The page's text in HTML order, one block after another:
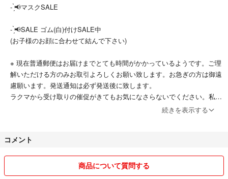
- ̗̀📢マスクSALE
- ̗̀📢SALE ゴム(白)付けSALE中
(お子様のお顔に合わせて結んで下さい)
※ 現在普通郵便はお届けまでとても時間がかかっているようです。ご理
解いただける方のみお取引よろしくお願い致します。お急ぎの方は御遠
慮願います。発送通知は必ず発送後に致します。
ラクマから受け取りの催促がきてもお気になさらないでください。私の
方の受け取り評価は急ぎませんので届いてからお時間のある時によろし
※最近コメント逃げの方が多いです。
それでもお応えはしているのですけれど、そのまま放置の方がいます(>
_<)
続きを表示する
コメント
商品について質問する